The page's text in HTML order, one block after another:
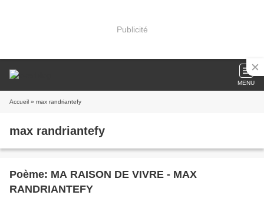
Publicité
MENU
Accueil » max randriantefy
max randriantefy
Poème: MA RAISON DE VIVRE - MAX
RANDRIANTEFY